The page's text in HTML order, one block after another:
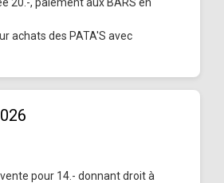
achats des PATA'S avec
vente pour 14.- donnant droit à